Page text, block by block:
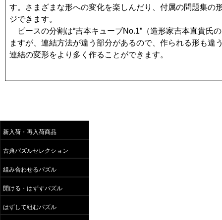
す。さまざまな形への変化を楽しんだり、付属の問題集の
ジできます。
ピースの分割は“吉本キューブNo.1”（造形家吉本直貴氏
ますが、連結方法が違う部分があるので、作られる形も違
連結の変形をより多く作ることができます。
新入荷・再入荷商品
古典パズルセレクション
組み合わせるパズル
開ける・はずすパズル
はずして組むパズル